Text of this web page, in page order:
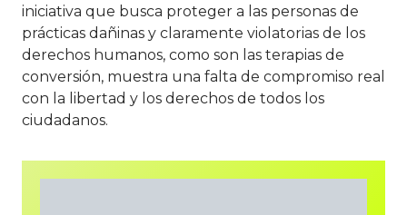
iniciativa que busca proteger a las personas de
prácticas dañinas y claramente violatorias de los
derechos humanos, como son las terapias de
conversión, muestra una falta de compromiso real
con la libertad y los derechos de todos los
ciudadanos.